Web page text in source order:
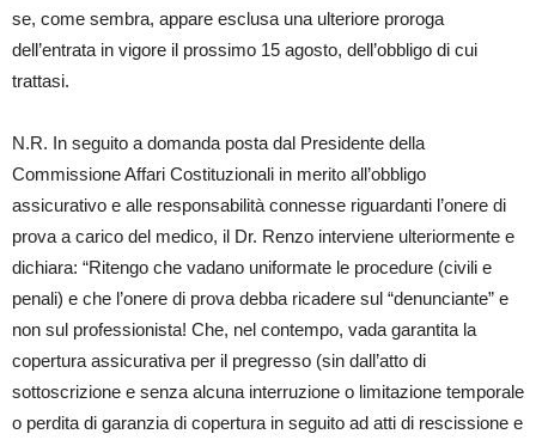
se, come sembra, appare esclusa una ulteriore proroga
dell’entrata in vigore il prossimo 15 agosto, dell’obbligo di cui
trattasi.
N.R. In seguito a domanda posta dal Presidente della
Commissione Affari Costituzionali in merito all’obbligo
assicurativo e alle responsabilità connesse riguardanti l’onere di
prova a carico del medico, il Dr. Renzo interviene ulteriormente e
dichiara: “Ritengo che vadano uniformate le procedure (civili e
penali) e che l’onere di prova debba ricadere sul “denunciante” e
non sul professionista! Che, nel contempo, vada garantita la
copertura assicurativa per il pregresso (sin dall’atto di
sottoscrizione e senza alcuna interruzione o limitazione temporale
o perdita di garanzia di copertura in seguito ad atti di rescissione e